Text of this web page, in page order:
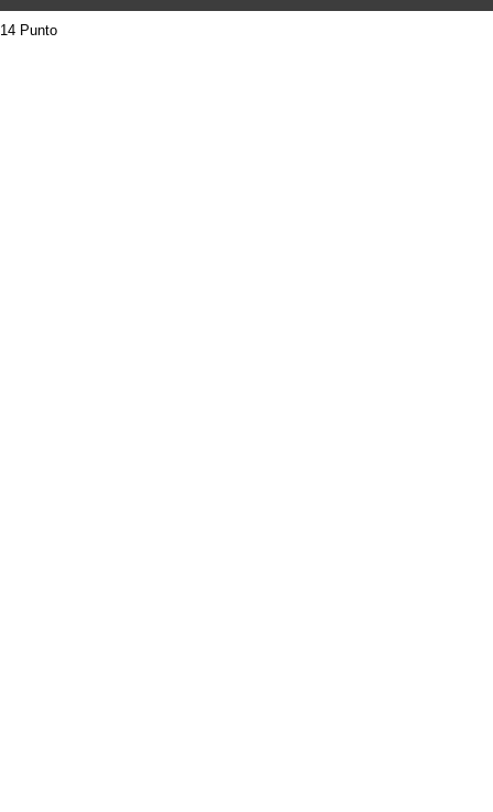
14 Punto